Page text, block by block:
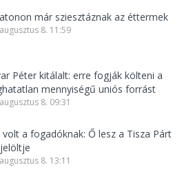
már sziesztáznak az éttermek
8. 11:59
Péter kitálalt: erre fogják költeni a
mennyiségű uniós forrást
8. 09:31
volt a fogadóknak: Ő lesz a Tisza Párt
8. 13:11